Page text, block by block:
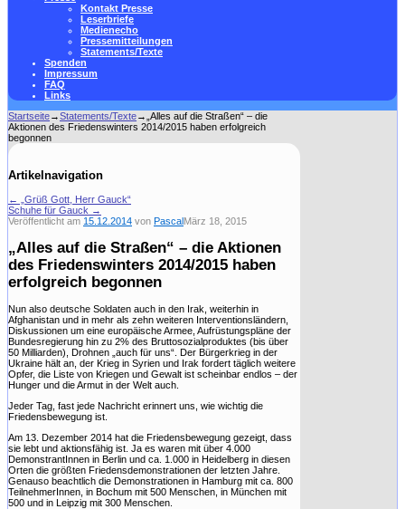
Kontakt Presse
Leserbriefe
Medienecho
Pressemitteilungen
Statements/Texte
Spenden
Impressum
FAQ
Links
Startseite→Statements/Texte→„Alles auf die Straßen“ – die
Aktionen des Friedenswinters 2014/2015 haben erfolgreich
begonnen
Artikelnavigation
←
„Grüß Gott, Herr Gauck“
Schuhe für Gauck →
Veröffentlicht am 15.12.2014 von PascalMärz 18, 2015
„Alles auf die Straßen“ – die Aktionen
des Friedenswinters 2014/2015 haben
erfolgreich begonnen
Nun also deutsche Soldaten auch in den Irak, weiterhin in
Afghanistan und in mehr als zehn weiteren Interventionsländern,
Diskussionen um eine europäische Armee, Aufrüstungspläne der
Bundesregierung hin zu 2% des Bruttosozialproduktes (bis über
50 Milliarden), Drohnen „auch für uns“. Der Bürgerkrieg in der
Ukraine hält an, der Krieg in Syrien und Irak fordert täglich weitere
Opfer, die Liste von Kriegen und Gewalt ist scheinbar endlos – der
Hunger und die Armut in der Welt auch.
Jeder Tag, fast jede Nachricht erinnert uns, wie wichtig die
Friedensbewegung ist.
Am 13. Dezember 2014 hat die Friedensbewegung gezeigt, dass
sie lebt und aktionsfähig ist. Ja es waren mit über 4.000
DemonstrantInnen in Berlin und ca. 1.000 in Heidelberg in diesen
Orten die größten Friedensdemonstrationen der letzten Jahre.
Genauso beachtlich die Demonstrationen in Hamburg mit ca. 800
TeilnehmerInnen, in Bochum mit 500 Menschen, in München mit
500 und in Leipzig mit 300 Menschen.